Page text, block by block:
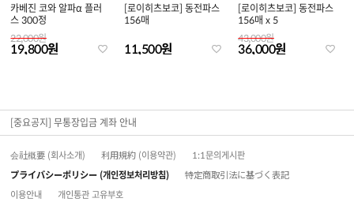
카베진 코와 알파α 플러
스 300정
22,000원
19,800원
[로이히츠보코] 동전파스
156매
11,500원
[로이히츠보코] 동전파스
156매 x 5
43,000원
36,000원
[중요공지] 무통장입금 계좌 안내
会社概要 (회사소개) 利用規約 (이용약관)
1:1문의게시판
プライバシーポリシー (개인정보처리방침)
特定商取引法に基づく表記
이용안내
개인통관 고유부호